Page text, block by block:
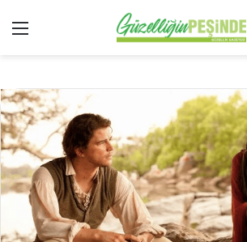
Menü